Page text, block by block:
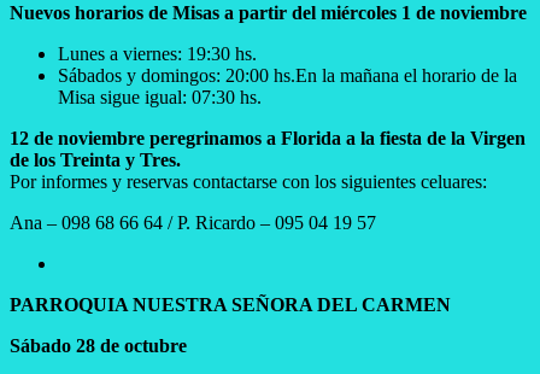
Nuevos horarios de Misas a partir del miércoles 1 de noviembre
Lunes a viernes: 19:30 hs.
Sábados y domingos: 20:00 hs.En la mañana el horario de la
Misa sigue igual: 07:30 hs.
12 de noviembre peregrinamos a Florida a la fiesta de la Virgen
de los Treinta y Tres.
Por informes y reservas contactarse con los siguientes celuares:
Ana – 098 68 66 64 / P. Ricardo – 095 04 19 57
PARROQUIA NUESTRA SEÑORA DEL CARMEN
Sábado 28 de octubre